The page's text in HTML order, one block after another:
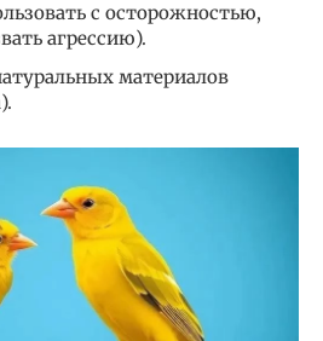
с осторожностью,
агрессию).
материалов